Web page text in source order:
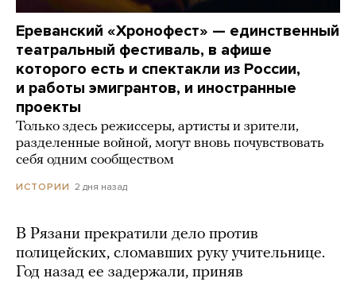
Ереванский «Хронофест» — единственный
театральный фестиваль, в афише
которого есть и спектакли из России,
и работы эмигрантов, и иностранные
проекты
Только здесь режиссеры, артисты и зрители,
разделенные войной, могут вновь почувствовать
себя одним сообществом
ИСТОРИИ 2 дня назад
В Рязани прекратили дело против
полицейских, сломавших руку учительнице.
Год назад ее задержали, приняв